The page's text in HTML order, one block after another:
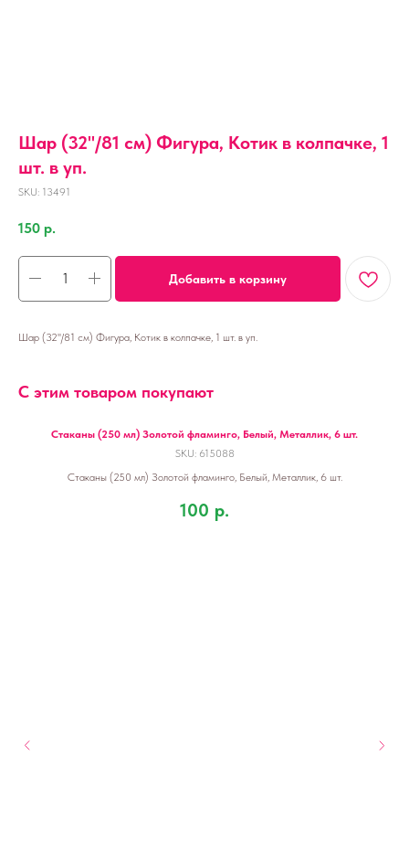
Шар (32''/81 см) Фигура, Котик в колпачке, 1
шт. в уп.
SKU: 13491
150 р.
Добавить в корзину
Шар (32''/81 см) Фигура, Котик в колпачке, 1 шт. в уп.
С этим товаром покупают
Стаканы (250 мл) Золотой фламинго, Белый, Металлик, 6 шт.
SKU: 615088
Стаканы (250 мл) Золотой фламинго, Белый, Металлик, 6 шт.
100 р.